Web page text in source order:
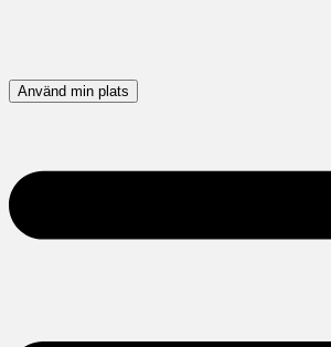
Använd min plats